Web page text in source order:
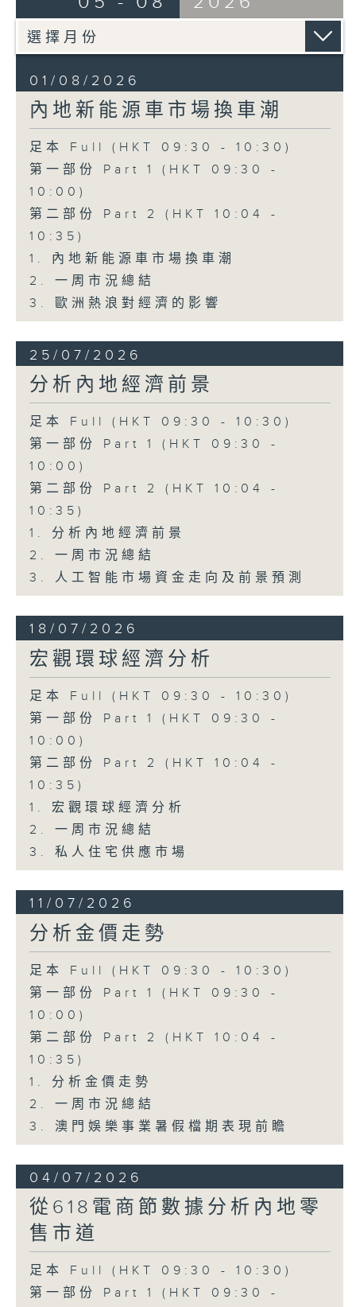
01/08/2026
內地新能源車市場換車潮
足本 Full (HKT 09:30 - 10:30)
第一部份 Part 1 (HKT 09:30 -
10:00)
第二部份 Part 2 (HKT 10:04 -
10:35)
1. 內地新能源車市場換車潮
2. 一周市況總結
3. 歐洲熱浪對經濟的影響
25/07/2026
分析內地經濟前景
足本 Full (HKT 09:30 - 10:30)
第一部份 Part 1 (HKT 09:30 -
10:00)
第二部份 Part 2 (HKT 10:04 -
10:35)
1. 分析內地經濟前景
2. 一周市況總結
3. 人工智能市場資金走向及前景預測
18/07/2026
宏觀環球經濟分析
足本 Full (HKT 09:30 - 10:30)
第一部份 Part 1 (HKT 09:30 -
10:00)
第二部份 Part 2 (HKT 10:04 -
10:35)
1. 宏觀環球經濟分析
2. 一周市況總結
3. 私人住宅供應市場
11/07/2026
分析金價走勢
足本 Full (HKT 09:30 - 10:30)
第一部份 Part 1 (HKT 09:30 -
10:00)
第二部份 Part 2 (HKT 10:04 -
10:35)
1. 分析金價走勢
2. 一周市況總結
3. 澳門娛樂事業暑假檔期表現前瞻
04/07/2026
從618電商節數據分析內地零
售市道
足本 Full (HKT 09:30 - 10:30)
第一部份 Part 1 (HKT 09:30 -